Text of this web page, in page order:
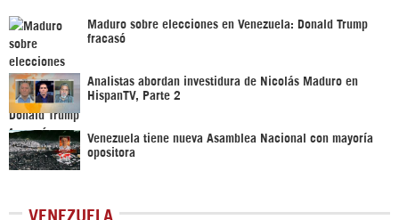
Maduro sobre elecciones en Venezuela: Donald Trump
fracasó
Analistas abordan investidura de Nicolás Maduro en
HispanTV, Parte 2
Venezuela tiene nueva Asamblea Nacional con mayoría
opositora
VENEZUELA